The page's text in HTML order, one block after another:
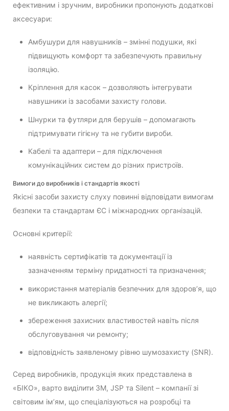
ефективним і зручним, виробники пропонують додаткові
аксесуари:
Амбушури для навушників – змінні подушки, які
підвищують комфорт та забезпечують правильну
ізоляцію.
Кріплення для касок – дозволяють інтегрувати
навушники із засобами захисту голови.
Шнурки та футляри для берушів – допомагають
підтримувати гігієну та не губити вироби.
Кабелі та адаптери – для підключення
комунікаційних систем до різних пристроїв.
Вимоги до виробників і стандартів якості
Якісні засоби захисту слуху повинні відповідати вимогам
безпеки та стандартам ЄС і міжнародних організацій.
Основні критерії:
наявність сертифікатів та документації із
зазначенням терміну придатності та призначення;
використання матеріалів безпечних для здоров’я, що
не викликають алергії;
збереження захисних властивостей навіть після
обслуговування чи ремонту;
відповідність заявленому рівню шумозахисту (SNR).
Серед виробників, продукція яких представлена в
«БІКО», варто виділити 3M, JSP та Silent – компанії зі
світовим ім’ям, що спеціалізуються на розробці та